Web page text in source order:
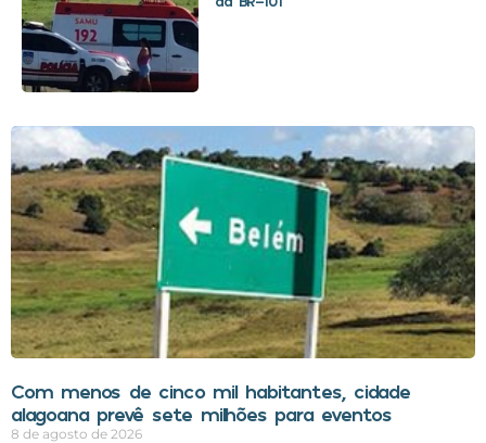
Com menos de cinco mil habitantes, cidade
alagoana prevê sete milhões para eventos
8 de agosto de 2026